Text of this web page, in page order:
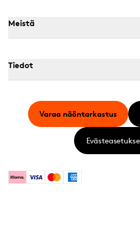
Meistä
Tiedot
KlarnaVisa MastercardAmerican Express
Varaa näöntarkastus